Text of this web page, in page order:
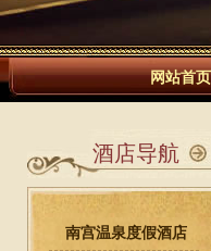
网站首页
酒店导航
南宫温泉度假酒店